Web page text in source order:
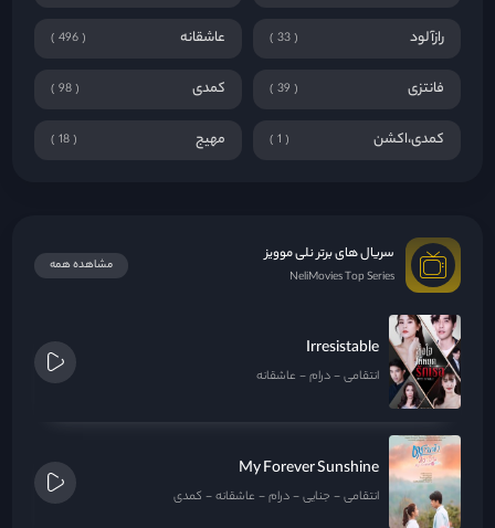
رازآلود 33 عاشقانه 496
فانتزی 39 کمدی 98
کمدی،اکشن 1 مهیج 18
سریال های برتر نلی موویز
NeliMovies Top Series
مشاهده همه
Irresistable
انتقامی درام عاشقانه
My Forever Sunshine
انتقامی جنایی درام عاشقانه کمدی